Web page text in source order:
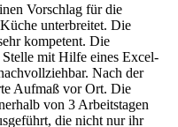
Vorschlag für die
unterbreitet. Die
kompetent. Die
mit Hilfe eines Excel-
Nach der
Aufmaß vor Ort. Die
von 3 Arbeitstagen
die nicht nur ihr